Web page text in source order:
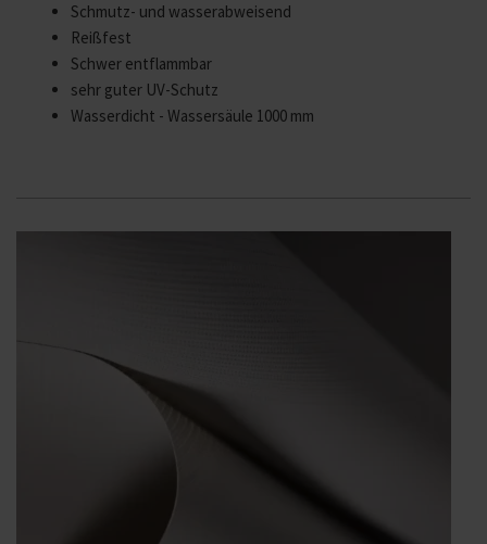
Schmutz- und wasserabweisend
Reißfest
Schwer entflammbar
sehr guter UV-Schutz
Wasserdicht - Wassersäule 1000 mm